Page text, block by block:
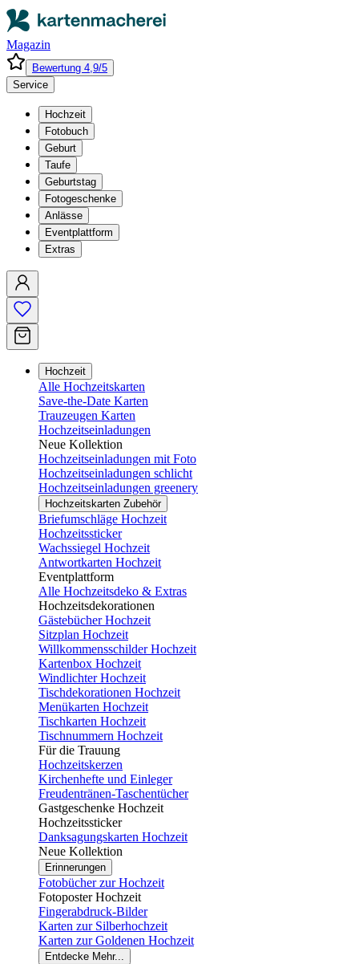
Magazin
Bewertung 4,9/5
Service
Hochzeit
Fotobuch
Geburt
Taufe
Geburtstag
Fotogeschenke
Anlässe
Eventplattform
Extras
Hochzeit
Alle Hochzeitskarten
Save-the-Date Karten
Trauzeugen Karten
Hochzeitseinladungen
Neue Kollektion
Hochzeitseinladungen mit Foto
Hochzeitseinladungen schlicht
Hochzeitseinladungen greenery
Hochzeitskarten Zubehör
Briefumschläge Hochzeit
Hochzeitssticker
Wachssiegel Hochzeit
Antwortkarten Hochzeit
Eventplattform
Alle Hochzeitsdeko & Extras
Hochzeitsdekorationen
Gästebücher Hochzeit
Sitzplan Hochzeit
Willkommensschilder Hochzeit
Kartenbox Hochzeit
Windlichter Hochzeit
Tischdekorationen Hochzeit
Menükarten Hochzeit
Tischkarten Hochzeit
Tischnummern Hochzeit
Für die Trauung
Hochzeitskerzen
Kirchenhefte und Einleger
Freudentränen-Taschentücher
Gastgeschenke Hochzeit
Hochzeitssticker
Danksagungskarten Hochzeit
Neue Kollektion
Erinnerungen
Fotobücher zur Hochzeit
Fotoposter Hochzeit
Fingerabdruck-Bilder
Karten zur Silberhochzeit
Karten zur Goldenen Hochzeit
Entdecke Mehr...